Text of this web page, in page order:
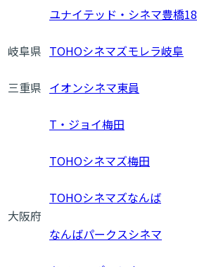
ユナイテッド・シネマ豊橋18
岐阜県 TOHOシネマズモレラ岐阜
三重県 イオンシネマ東員
大阪府
T・ジョイ梅田
TOHOシネマズ梅田
TOHOシネマズなんば
なんばパークスシネマ